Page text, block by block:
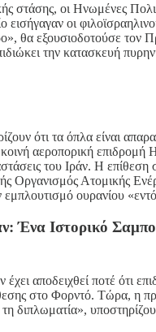
στάσης, οι Ηνωμένες
εισήγαγαν οι
θα εξουσιοδοτούσε
την κατασκευή
ότι τα όπλα είναι
κοινή αεροπορική
του Ιράν. Η
Οργανισμός Ατομικής
ουρανίου
Ένα Ιστορικό
έχει αποδειχθεί ποτέ ότι
στο Φορντό. Τώρα, η